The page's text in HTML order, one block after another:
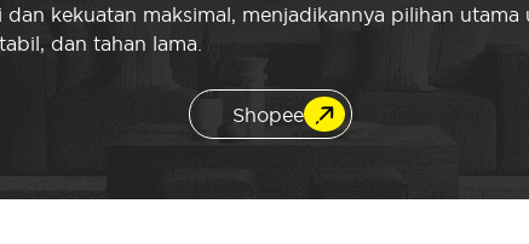
kekuatan maksimal, menjadikannya pilihan
dan tahan lama.
Shopee